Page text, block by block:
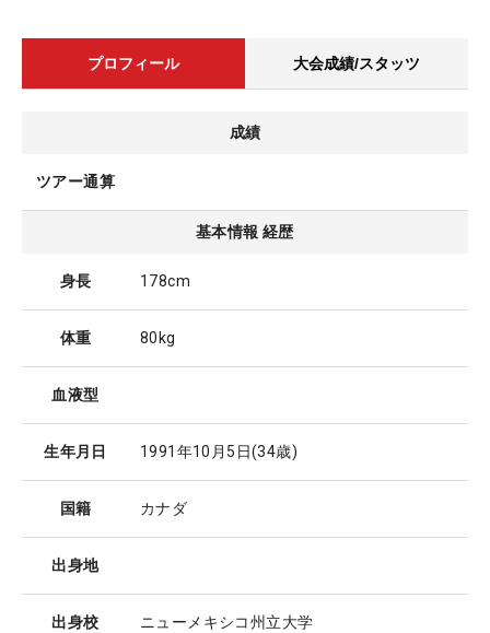
プロフィール 大会成績/スタッツ
成績
ツアー通算
基本情報 経歴
身長 178cm
体重 80kg
血液型
生年月日 1991年10月5日(34歳)
国籍 カナダ
出身地
出身校 ニューメキシコ州立大学